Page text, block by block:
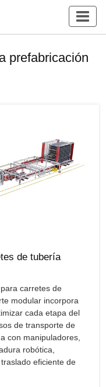
prefabricación
de tubería
carretes de
modular incorpora
cada etapa del
de transporte de
con manipuladores,
robótica,
eficiente de